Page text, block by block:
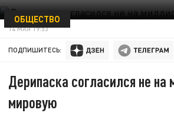
ОБЩЕСТВО
14 МАЯ 19:53
ПОДПИШИТЕСЬ:
Дерипаска согласился не на
мировую